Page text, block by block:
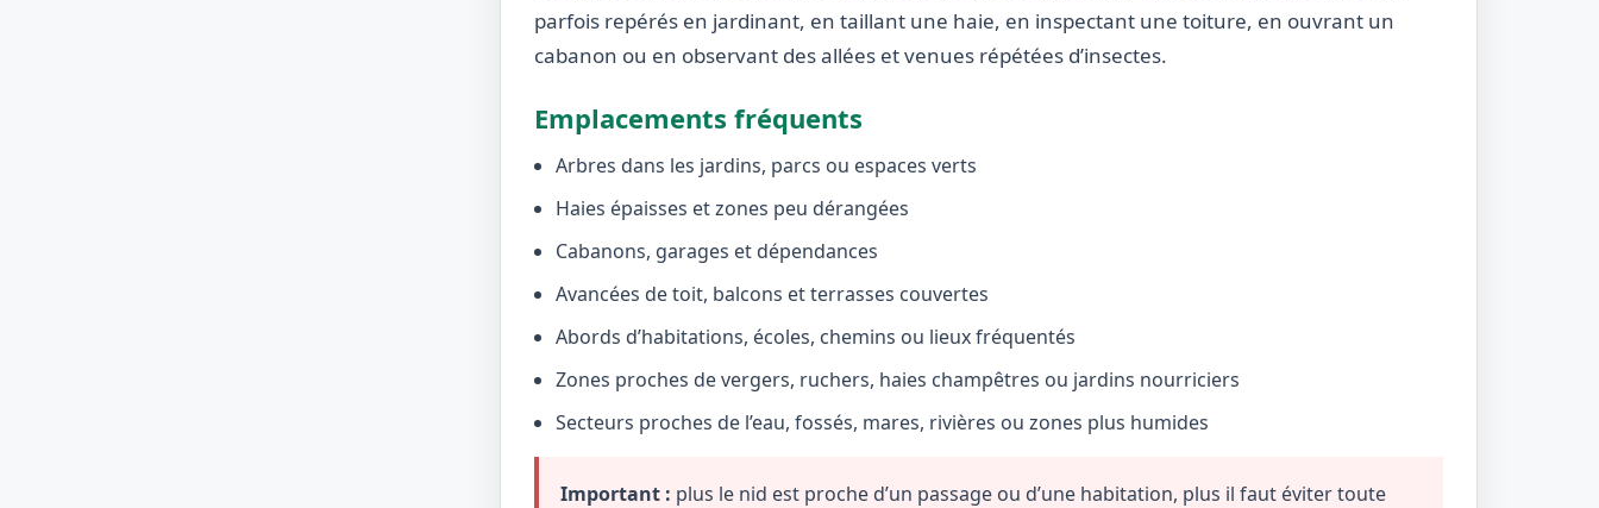
parfois repérés en jardinant, en taillant une haie, en inspectant une toiture, en ouvrant un
cabanon ou en observant des allées et venues répétées d’insectes.
Emplacements fréquents
Arbres dans les jardins, parcs ou espaces verts
Haies épaisses et zones peu dérangées
Cabanons, garages et dépendances
Avancées de toit, balcons et terrasses couvertes
Abords d’habitations, écoles, chemins ou lieux fréquentés
Zones proches de vergers, ruchers, haies champêtres ou jardins nourriciers
Secteurs proches de l’eau, fossés, mares, rivières ou zones plus humides
Important : plus le nid est proche d’un passage ou d’une habitation, plus il faut éviter toute